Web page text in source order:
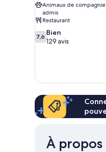
Animaux de compagnie
admis
Restaurant
7.6
sur
7,6 Bien
129 avis
À